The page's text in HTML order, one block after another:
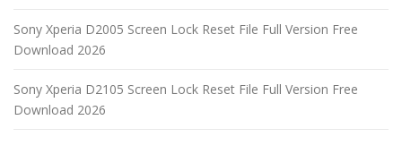
Sony Xperia D2005 Screen Lock Reset File Full Version Free
Download 2026
Sony Xperia D2105 Screen Lock Reset File Full Version Free
Download 2026